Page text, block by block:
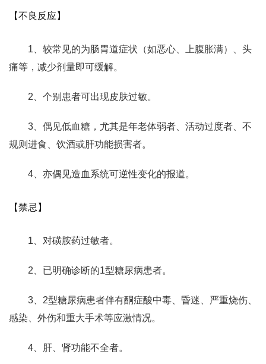
【不良反应】
1、较常见的为肠胃道症状（如恶心、上腹胀满）、头
痛等，减少剂量即可缓解。
2、个别患者可出现皮肤过敏。
3、偶见低血糖，尤其是年老体弱者、活动过度者、不
规则进食、饮酒或肝功能损害者。
4、亦偶见造血系统可逆性变化的报道。
【禁忌】
1、对磺胺药过敏者。
2、已明确诊断的1型糖尿病患者。
3、2型糖尿病患者伴有酮症酸中毒、昏迷、严重烧伤、
感染、外伤和重大手术等应激情况。
4、肝、肾功能不全者。